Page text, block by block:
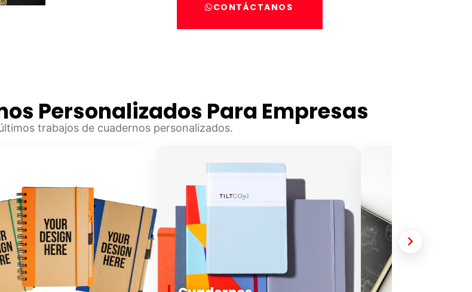
CONTÁCTANOS
Personalizados Para Empresas
trabajos de cuadernos personalizados.